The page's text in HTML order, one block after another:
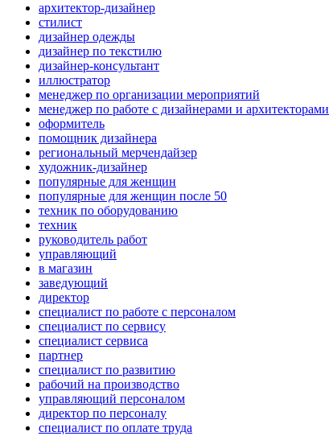
архитектор-дизайнер
стилист
дизайнер одежды
дизайнер по текстилю
дизайнер-консультант
иллюстратор
менеджер по организации мероприятий
менеджер по работе с дизайнерами и архитекторами
оформитель
помощник дизайнера
региональный мерчендайзер
художник-дизайнер
популярные для женщин
популярные для женщин после 50
техник по оборудованию
техник
руководитель работ
управляющий
в магазин
заведующий
директор
специалист по работе с персоналом
специалист по сервису
специалист сервиса
партнер
специалист по развитию
рабочий на производство
управляющий персоналом
директор по персоналу
специалист по оплате труда